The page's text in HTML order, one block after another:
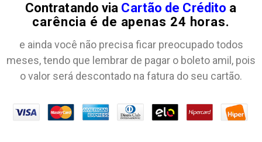
Contratando via Cartão de Crédito a
carência é de apenas 24 horas.
e ainda você não precisa ficar preocupado todos
meses, tendo que lembrar de pagar o boleto amil, pois
o valor será descontado na fatura do seu cartão.